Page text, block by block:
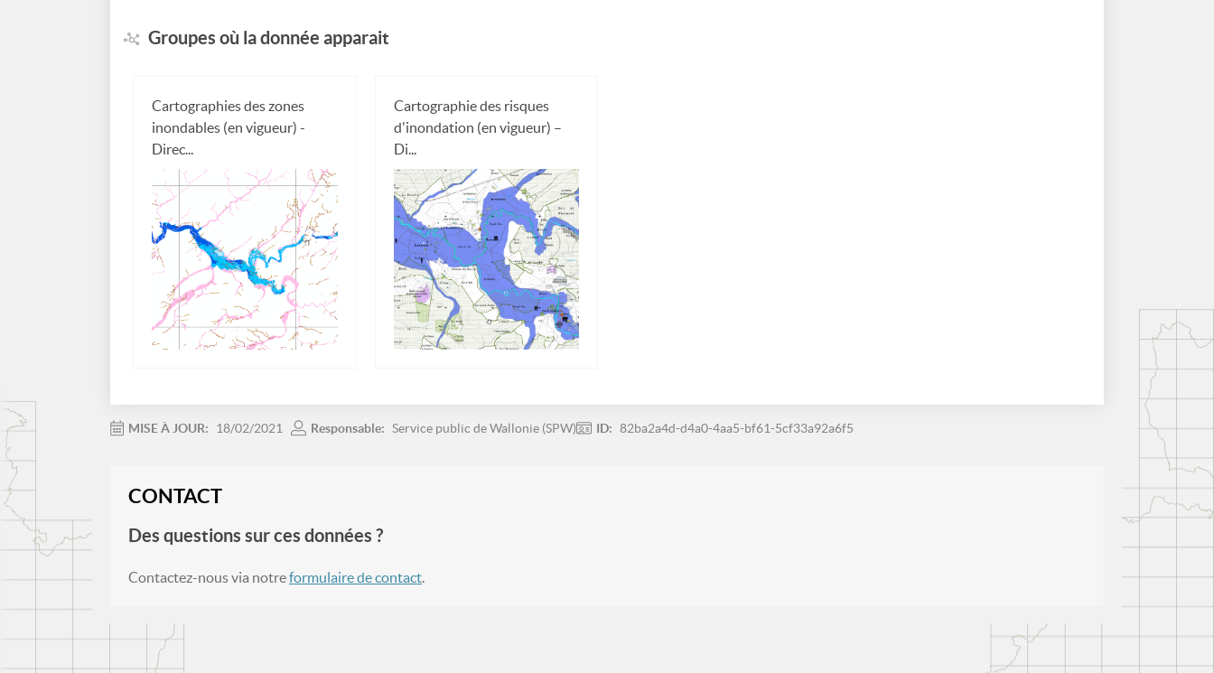
Groupes où la donnée apparait
Cartographies des zones
inondables (en vigueur) -
Direc...
Cartographie des risques
d'inondation (en vigueur) –
Di...
MISE À JOUR: 18/02/2021 Responsable: Service public de Wallonie (SPW) ID: 82ba2a4d-d4a0-4aa5-bf61-5cf33a92a6f5
CONTACT
Des questions sur ces données ?
Contactez-nous via notreformulaire de contact